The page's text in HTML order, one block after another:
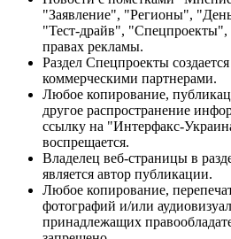
"Заявление", "Регионы",
"Тест-драйв",
правах рекламы.
Раздел Спецпроекты
коммерческими партнерами.
Любое копирование,
другое распространение
ссылку на "Интерфакс-
воспрещается.
Владелец веб-страницы в
является автор публикации.
Любое копирование,
фотографий и/или
принадлежащих